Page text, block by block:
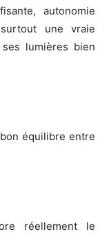
autonomie
une vraie
lumières bien
équilibre entre
réellement le